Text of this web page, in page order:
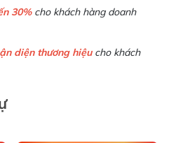
30%cho khách hàng doanh
diện thương hiệucho khách